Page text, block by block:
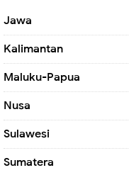
Jawa
Kalimantan
Maluku-Papua
Nusa
Sulawesi
Sumatera